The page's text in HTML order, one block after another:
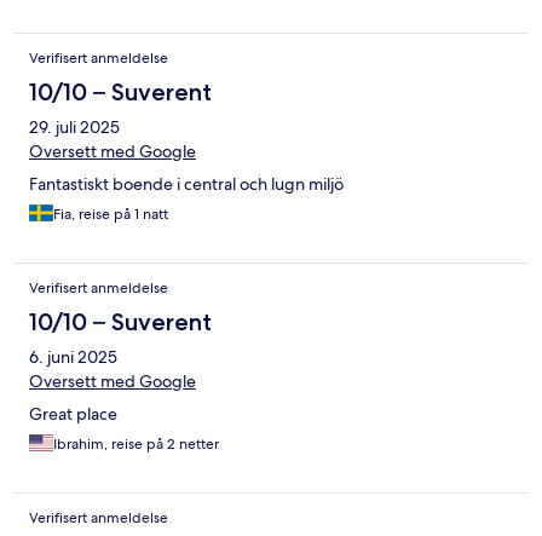
Verifisert anmeldelse
10/10 – Suverent
29. juli 2025
Oversett med Google
Fantastiskt boende i central och lugn miljö
Fia, reise på 1 natt
Verifisert anmeldelse
10/10 – Suverent
6. juni 2025
Oversett med Google
Great place
Ibrahim, reise på 2 netter
Verifisert anmeldelse